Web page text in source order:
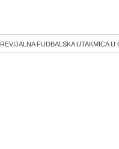
REVIJALNA FUDBALSKA UTAKMICA